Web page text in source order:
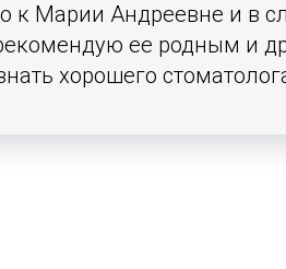
к Марии Андреевне и в
ее родным и
хорошего